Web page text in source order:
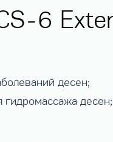
6
десен;
гидромассажа десен;